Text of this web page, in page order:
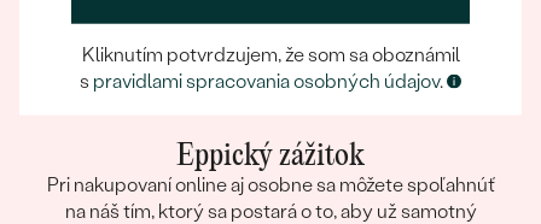
Eppický zážitok
Pri nakupovaní online aj osobne sa môžete spoľahnúť
na náš tím, ktorý sa postará o to, aby už samotný
Kliknutím potvrdzujem, že som sa oboznámil
s pravidlami spracovania osobných údajov.